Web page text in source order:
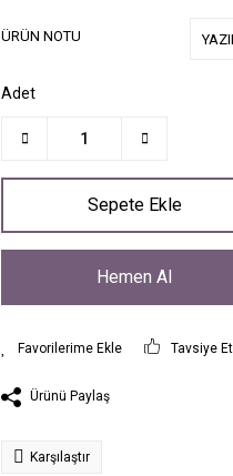
ÜRÜN NOTU
Adet
Sepete Ekle
Hemen Al
Tavsiye Et
Ürünü Paylaş
Karşılaştır